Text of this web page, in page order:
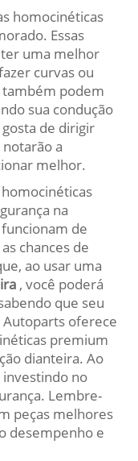
homocinéticas
Essas
uma melhor
curvas ou
também podem
sua condução
de dirigir
a
melhor.
na
de
chances de
ao usar uma
, você poderá
que seu
Autoparts oferece
premium
dianteira. Ao
investindo no
Lembre-
peças melhores
desempenho e